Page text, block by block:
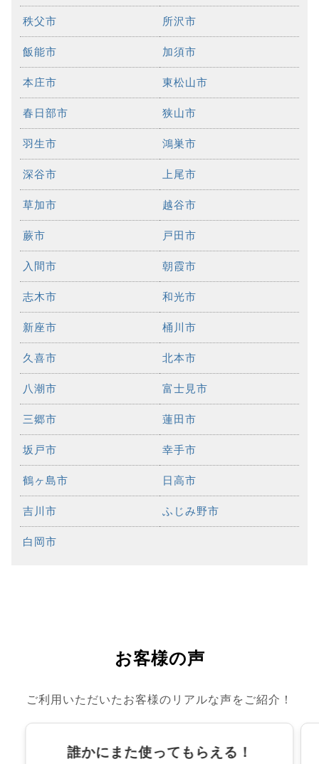
秩父市 所沢市
飯能市 加須市
本庄市 東松山市
春日部市 狭山市
羽生市 鴻巣市
深谷市 上尾市
草加市 越谷市
蕨市 戸田市
入間市 朝霞市
志木市 和光市
新座市 桶川市
久喜市 北本市
八潮市 富士見市
三郷市 蓮田市
坂戸市 幸手市
鶴ヶ島市 日高市
吉川市 ふじみ野市
白岡市
お客様の声
ご利用いただいたお客様のリアルな声をご紹介！
誰かにまた使ってもらえる！